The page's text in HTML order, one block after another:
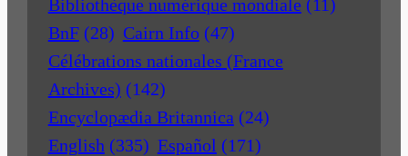
Bibliothèque numérique mondiale (11)
BnF (28) Cairn Info (47)
Célébrations nationales (France
Archives) (142)
Encyclopædia Britannica (24)
English (335) Español (171)